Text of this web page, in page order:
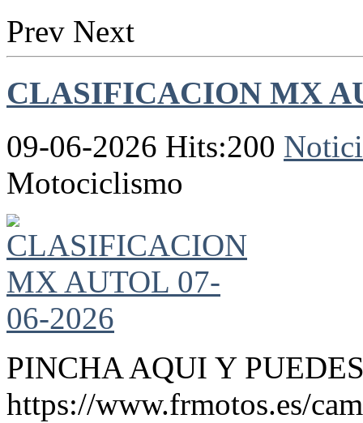
Prev Next
CLASIFICACION MX
09-06-2026 Hits:200
Motociclismo
PINCHA AQUI Y
https://www.frmotos.es/